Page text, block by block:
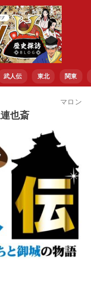
武人伝 東北 関東
マロン
也斎